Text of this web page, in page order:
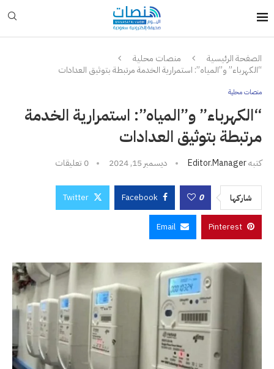
الصفحة الرئيسية
منصات محلية
“الكهرباء” و”المياه”: استمرارية الخدمة مرتبطة بتوثيق العدادات
منصات محلية
“الكهرباء” و”المياه”: استمرارية الخدمة
مرتبطة بتوثيق العدادات
كتبهEditor.manager ديسمبر 15, 2024 0 تعليقات
شاركها 0
Facebook
Twitter
Pinterest
Email